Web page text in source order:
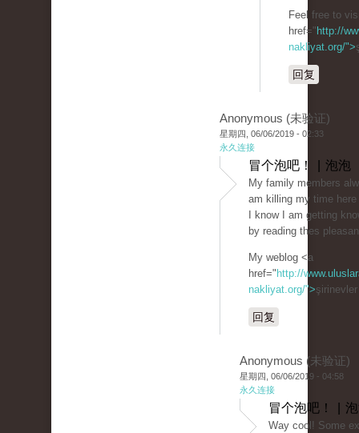
Feel free to
href=" http://
nakliyat.org/">
回复
Anonymous (未验证)
星期四, 06/06/2019 - 02:33
永久连接
冒个泡吧！ | 泡泡
My family members
am killing my time
I know I am getting
by reading thes
My weblog <a
href=" http://
nakliyat.org/">
回复
Anonymous (未验证)
星期四, 06/06/2019 - 04:58
永久连接
冒个泡吧！ |
Way cool! Some